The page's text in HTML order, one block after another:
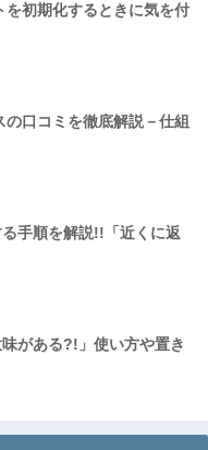
を初期化するときに気を付
口コミを徹底解説－仕組
手順を解説!!「近くに返
味がある?!」使い方や置き